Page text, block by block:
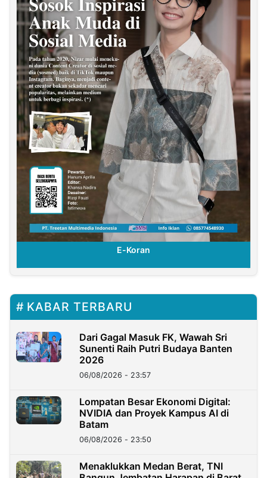
E-Koran
KABAR TERBARU
Dari Gagal Masuk FK, Wawah Sri
Sunenti Raih Putri Budaya Banten
2026
06/08/2026 - 23:57
Lompatan Besar Ekonomi Digital:
NVIDIA dan Proyek Kampus AI di
Batam
06/08/2026 - 23:50
Menaklukkan Medan Berat, TNI